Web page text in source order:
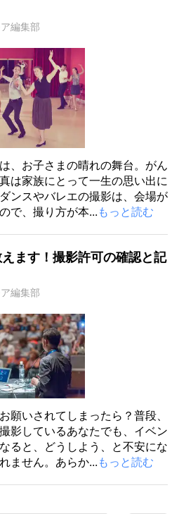
編集部
、お子さまの晴れの舞台。がん
は家族にとって一生の思い出に
ンスやバレエの撮影は、会場が
で、撮り方が本... もっと読む
ます！撮影許可の確認と記
編集部
願いされてしまったら？普段、
影しているあなたでも、イベン
ると、どうしよう、と不安にな
ません。あらか...もっと読む